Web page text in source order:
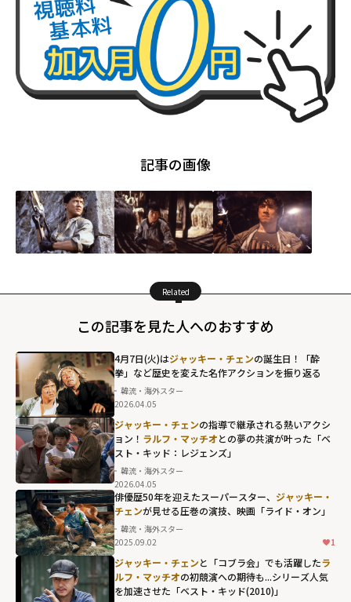
記事の画像
Related
この記事を見た人へのおすすめ
4月7日(火)はジャッキー・チェンの誕生日！「酔
拳」など歴史を変えた名作アクションを振り返る
韓流・海外スター
2026.04.05
ジャッキー・チェンの指導で継承される熱いアクシ
ョン！ ラルフ・マッチオとの夢の共演が叶った「ベ
スト・キッド：レジェンズ」
韓流・海外スター
2026.04.05
俳優歴50年を迎えたスーパースター、 ジャッキー・
チェンが見せる圧巻の演技、映画「ライド・オン」
韓流・海外スター
2025.09.02
1
ジャッキー・チェンと「コブラ会」でも活躍したラ
ルフ・マッチオの初競演への期待も...シリーズ人気
を加速させた「ベスト・キッド(2010)」